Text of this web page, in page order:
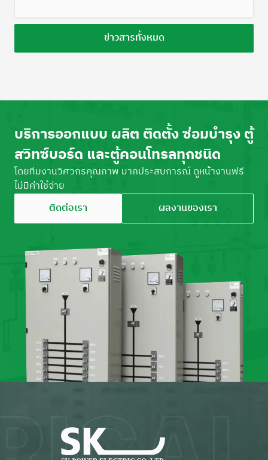
ข่าวสารทั้งหมด
บริการออกแบบ ผลิต ติดตั้ง ซ่อมบำรุง ตู้
สวิทซ์บอร์ด และตู้คอนโทรลทุกชนิด
โดยทีมงานวิศวกรคุณภาพ มากประสบการณ์ ดูหน้างานฟรี
ไม่มีค่าใช้จ่าย
ติดต่อเรา
ผลงานของเรา